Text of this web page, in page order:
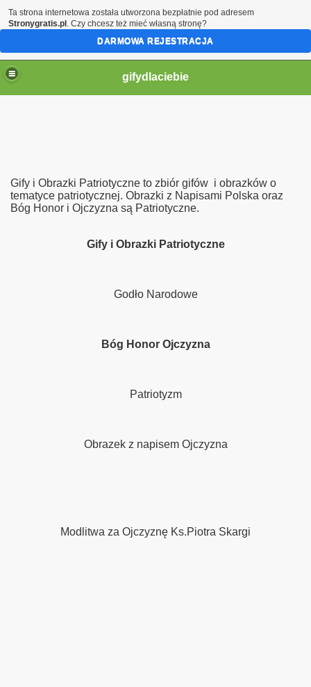
gifydlaciebie
Gify i Obrazki Patriotyczne to zbiór gifów i obrazków o
tematyce patriotycznej. Obrazki z Napisami Polska oraz
Bóg Honor i Ojczyzna są Patriotyczne.
Gify i Obrazki Patriotyczne
Godło Narodowe
Bóg Honor Ojczyzna
Patriotyzm
Obrazek z napisem Ojczyzna
Modlitwa za Ojczyznę Ks.Piotra Skargi
Ta strona internetowa została utworzona bezpłatnie pod adresem
Stronygratis.pl . Czy chcesz też mieć własną stronę?
DARMOWA REJESTRACJA